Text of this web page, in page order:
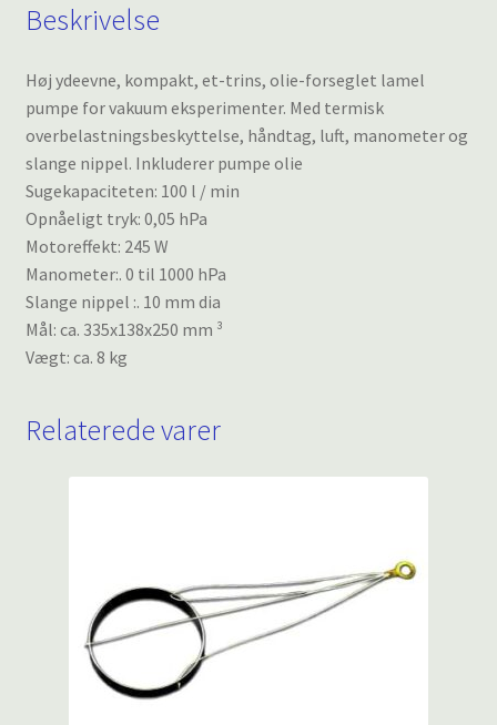
Beskrivelse
Høj ydeevne, kompakt, et-trins, olie-forseglet lamel
pumpe for vakuum eksperimenter. Med termisk
overbelastningsbeskyttelse, håndtag, luft, manometer og
slange nippel. Inkluderer pumpe olie
Sugekapaciteten: 100 l / min
Opnåeligt tryk: 0,05 hPa
Motoreffekt: 245 W
Manometer:. 0 til 1000 hPa
Slange nippel :. 10 mm dia
Mål: ca. 335x138x250 mm ³
Vægt: ca. 8 kg
Relaterede varer